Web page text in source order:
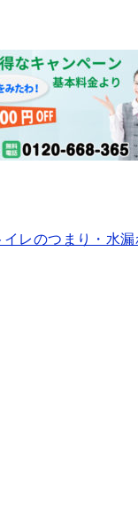
イレのつまり・水